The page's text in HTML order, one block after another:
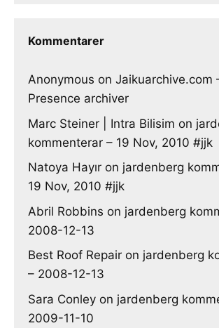
Kommentarer
Anonymous on Jaikuarchive.com
Presence archiver
Marc Steiner | Intra Bilisim on
kommenterar – 19 Nov, 2010 #jjk
Natoya Hayır on jardenberg
19 Nov, 2010 #jjk
Abril Robbins on jardenberg
2008-12-13
Best Roof Repair on jardenberg
– 2008-12-13
Sara Conley on jardenberg
2009-11-10